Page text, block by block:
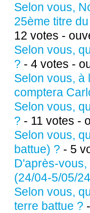
Selon vous,
25ème titre
12 votes -
Selon vous,
? - 4 votes -
Selon vous, à
comptera
Selon vous,
? - 11 votes -
Selon vous,
battue) ? - 5
D'après-
(24/04-5/05/
Selon vous,
terre battue ?